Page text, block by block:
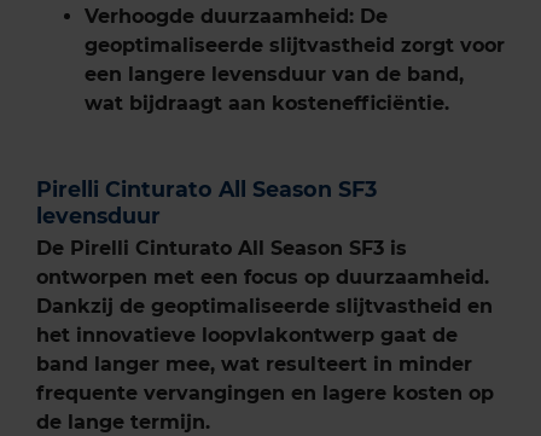
Verhoogde duurzaamheid: De
geoptimaliseerde slijtvastheid zorgt voor
een langere levensduur van de band,
wat bijdraagt aan kostenefficiëntie.
Pirelli Cinturato All Season SF3
levensduur
De Pirelli Cinturato All Season SF3 is
ontworpen met een focus op duurzaamheid.
Dankzij de geoptimaliseerde slijtvastheid en
het innovatieve loopvlakontwerp gaat de
band langer mee, wat resulteert in minder
frequente vervangingen en lagere kosten op
de lange termijn.